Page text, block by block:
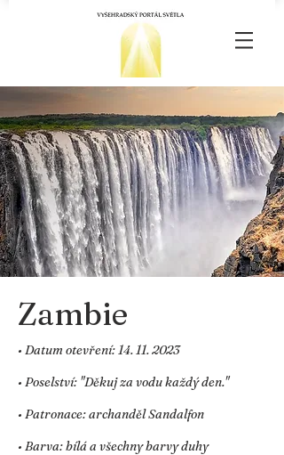
Zambie
• Datum otevření:14. 11. 2023
• Poselství: "Děkuj za vodu každý den."
• Patronace: archanděl Sandalfon
• Barva: bílá a všechny barvy duhy